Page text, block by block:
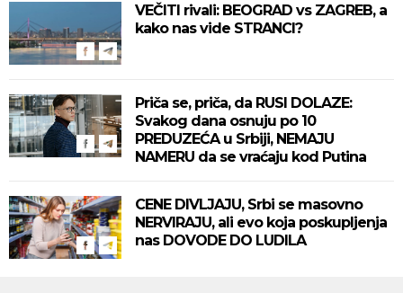
VEČITI rivali: BEOGRAD vs ZAGREB, a
kako nas vide STRANCI?
Priča se, priča, da RUSI DOLAZE:
Svakog dana osnuju po 10
PREDUZEĆA u Srbiji, NEMAJU
NAMERU da se vraćaju kod Putina
CENE DIVLJAJU, Srbi se masovno
NERVIRAJU, ali evo koja poskupljenja
nas DOVODE DO LUDILA